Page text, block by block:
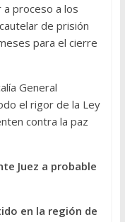
a proceso a los
de prisión
para el cierre
General
el rigor de la Ley
contra la paz
Juez a probable
en la región de